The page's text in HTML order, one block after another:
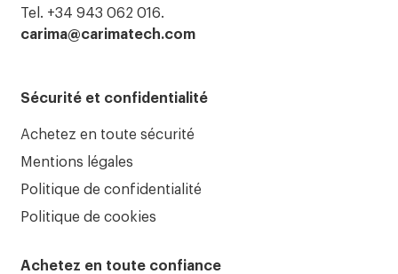
Tel. +34 943 062 016.
carima@carimatech.com
Sécurité et confidentialité
Achetez en toute sécurité
Mentions légales
Politique de confidentialité
Politique de cookies
Achetez en toute confiance